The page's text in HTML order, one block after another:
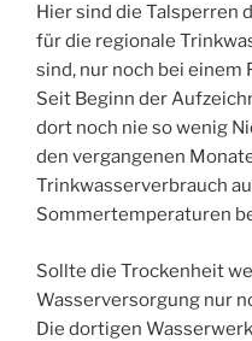
Hier sind die Talsperren
für die regionale
sind, nur noch bei einem
Seit Beginn der
dort noch nie so wenig
den vergangenen
Trinkwasserverbrauch
Sommertemperaturen
Sollte die Trockenheit
Wasserversorgung nur
Die dortigen